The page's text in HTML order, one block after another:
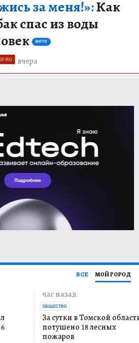
за меня!»:Как
спас из воды
ФОТО
вчера
ВСЕ МОЙ ГОРОД
час назад
ОБЩЕСТВО
За сутки в Томской
потушено 18 лесных
пожаров